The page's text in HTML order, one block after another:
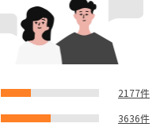
2177件
3636件